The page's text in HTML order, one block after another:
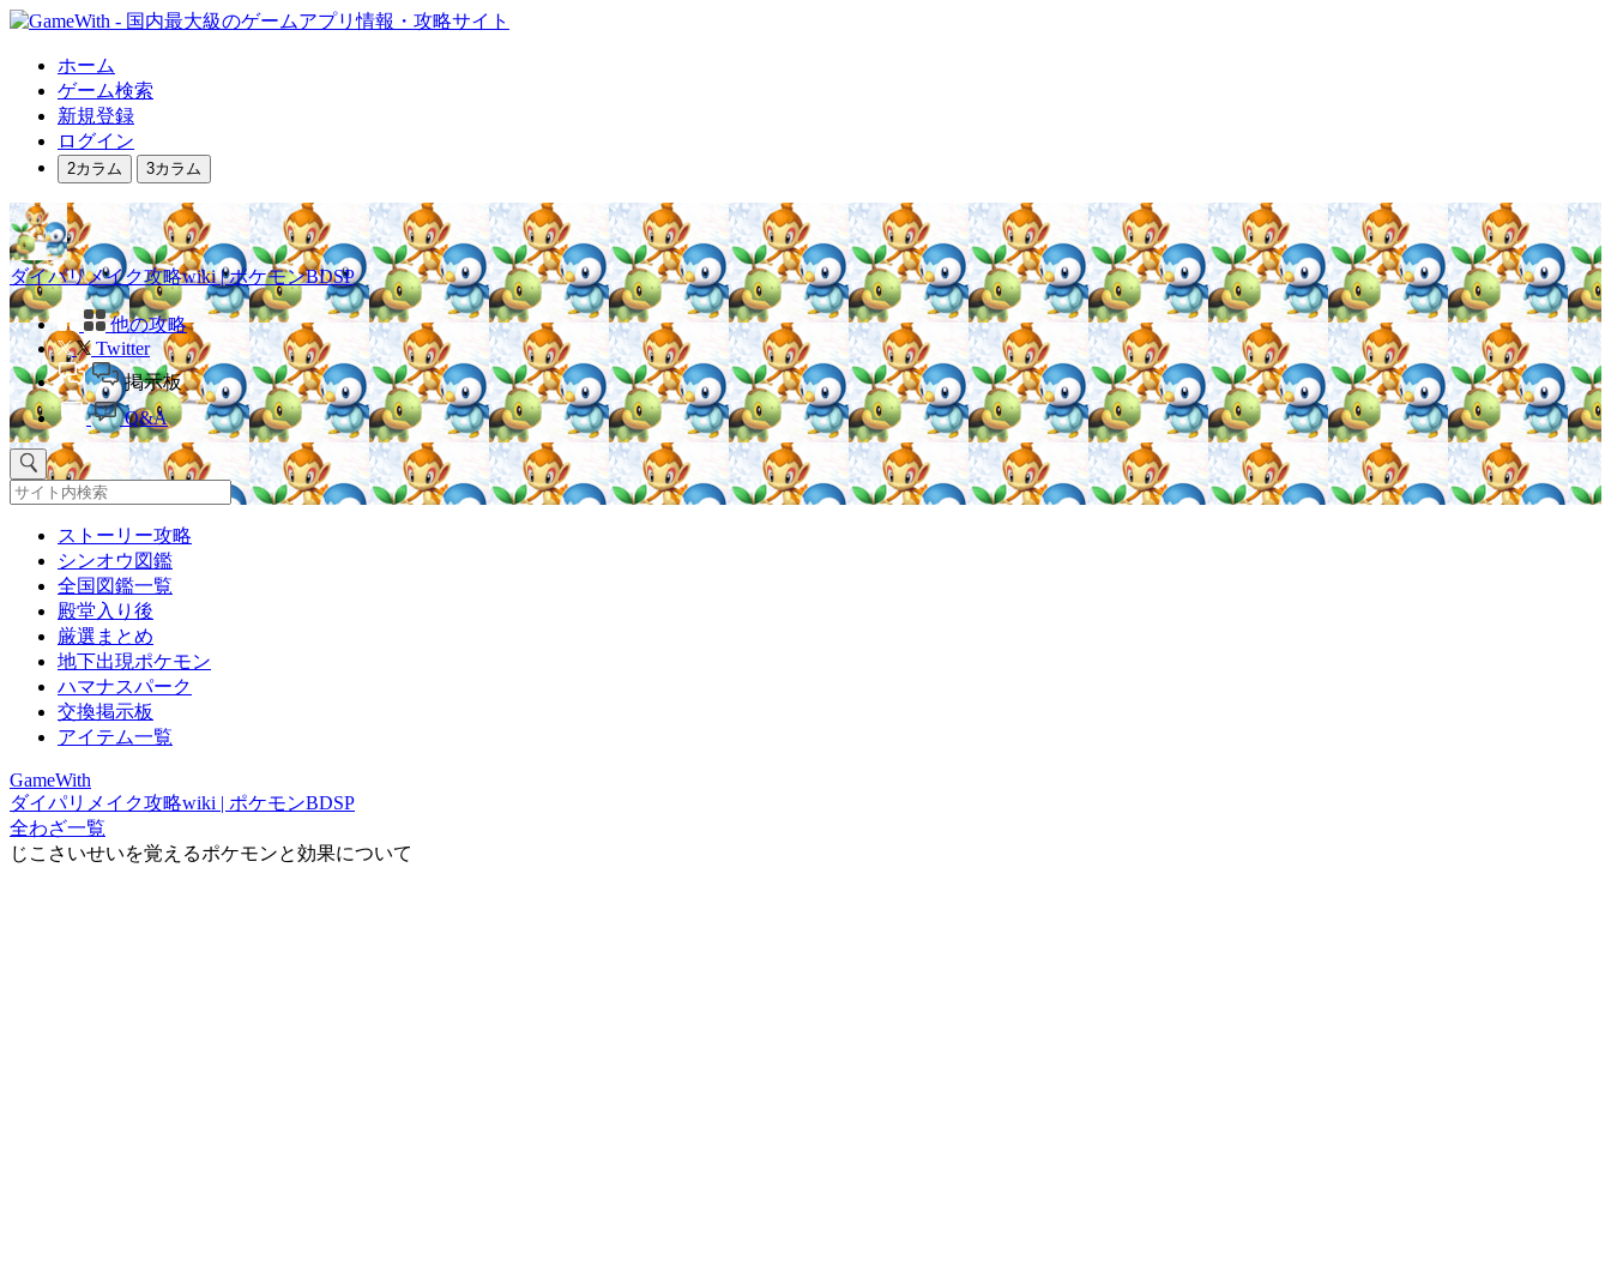
ホーム
ゲーム検索
新規登録
ログイン
2カラム 3カラム
ダイパリメイク攻略wiki | ポケモンBDSP
他の攻略
Twitter
掲示板
Q&A
ストーリー攻略
シンオウ図鑑
全国図鑑一覧
殿堂入り後
厳選まとめ
地下出現ポケモン
ハマナスパーク
交換掲示板
アイテム一覧
GameWith
ダイパリメイク攻略wiki | ポケモンBDSP
全わざ一覧
じこさいせいを覚えるポケモンと効果について